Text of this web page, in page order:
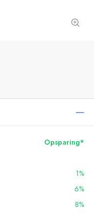
Opsparing*
1%
6%
8%